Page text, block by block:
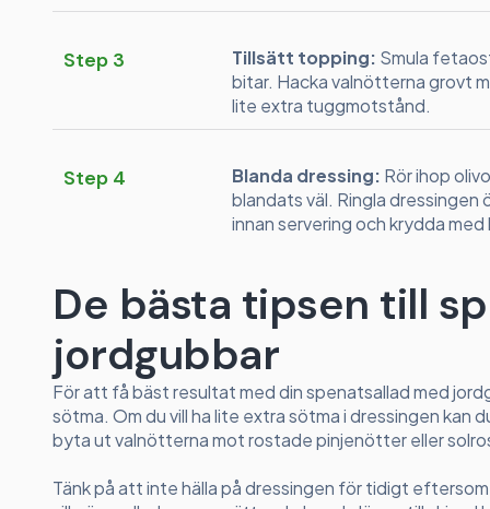
Step 3 Tillsätt topping: Smula
bitar. Hacka valnötterna grovt
lite extra tuggmotstånd.
Step 4 Blanda dressing: Rör ihop
blandats väl. Ringla dressingen
innan servering och krydda
De bästa tipsen till
jordgubbar
För att få bäst resultat med din spenatsallad med
sötma. Om du vill ha lite extra sötma i dressingen
byta ut valnötterna mot rostade pinjenötter eller
Tänk på att inte hälla på dressingen för tidigt